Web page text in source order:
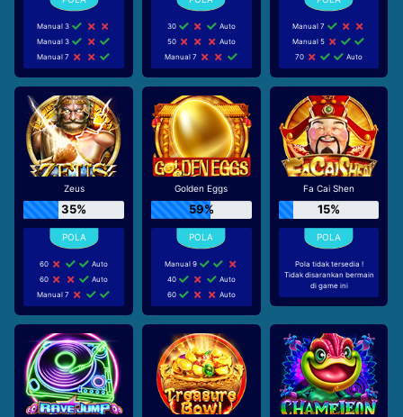
Manual 3
Manual 3
Manual 7
30
Auto
50
Auto
Manual 7
Manual 7
Manual 5
70
Auto
Zeus
35%
60
Auto
60
Auto
Manual 7
Golden Eggs
59%
Manual 9
40
Auto
60
Auto
Fa Cai Shen
15%
Pola tidak tersedia !
Tidak disarankan bermain
di game ini